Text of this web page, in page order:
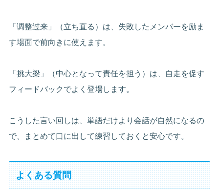
「调整过来」（立ち直る）は、失敗したメンバーを励ま
す場面で前向きに使えます。
「挑大梁」（中心となって責任を担う）は、自走を促す
フィードバックでよく登場します。
こうした言い回しは、単語だけより会話が自然になるの
で、まとめて口に出して練習しておくと安心です。
よくある質問